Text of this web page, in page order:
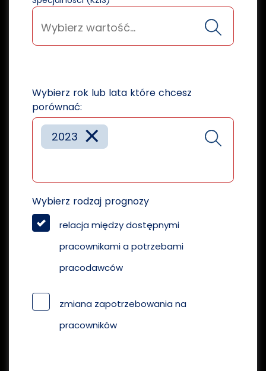
Wybierz rok lub lata które chcesz
porównać:
×
2023
Wybierz rodzaj prognozy
relacja między dostępnymi
pracownikami a potrzebami
pracodawców
zmiana zapotrzebowania na
pracowników